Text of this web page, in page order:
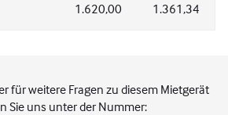
1.620,00 1.361,34
für weitere Fragen zu diesem Mietgerät
Sie uns unter der Nummer: